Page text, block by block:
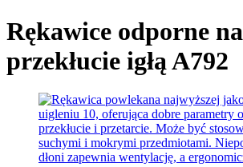
Rękawice odporne na
przekłucie igłą A792